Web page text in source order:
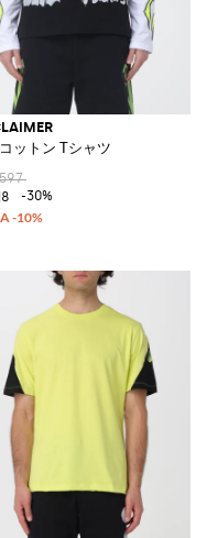
ボディスーツ
ットン Tシャツ
-30%